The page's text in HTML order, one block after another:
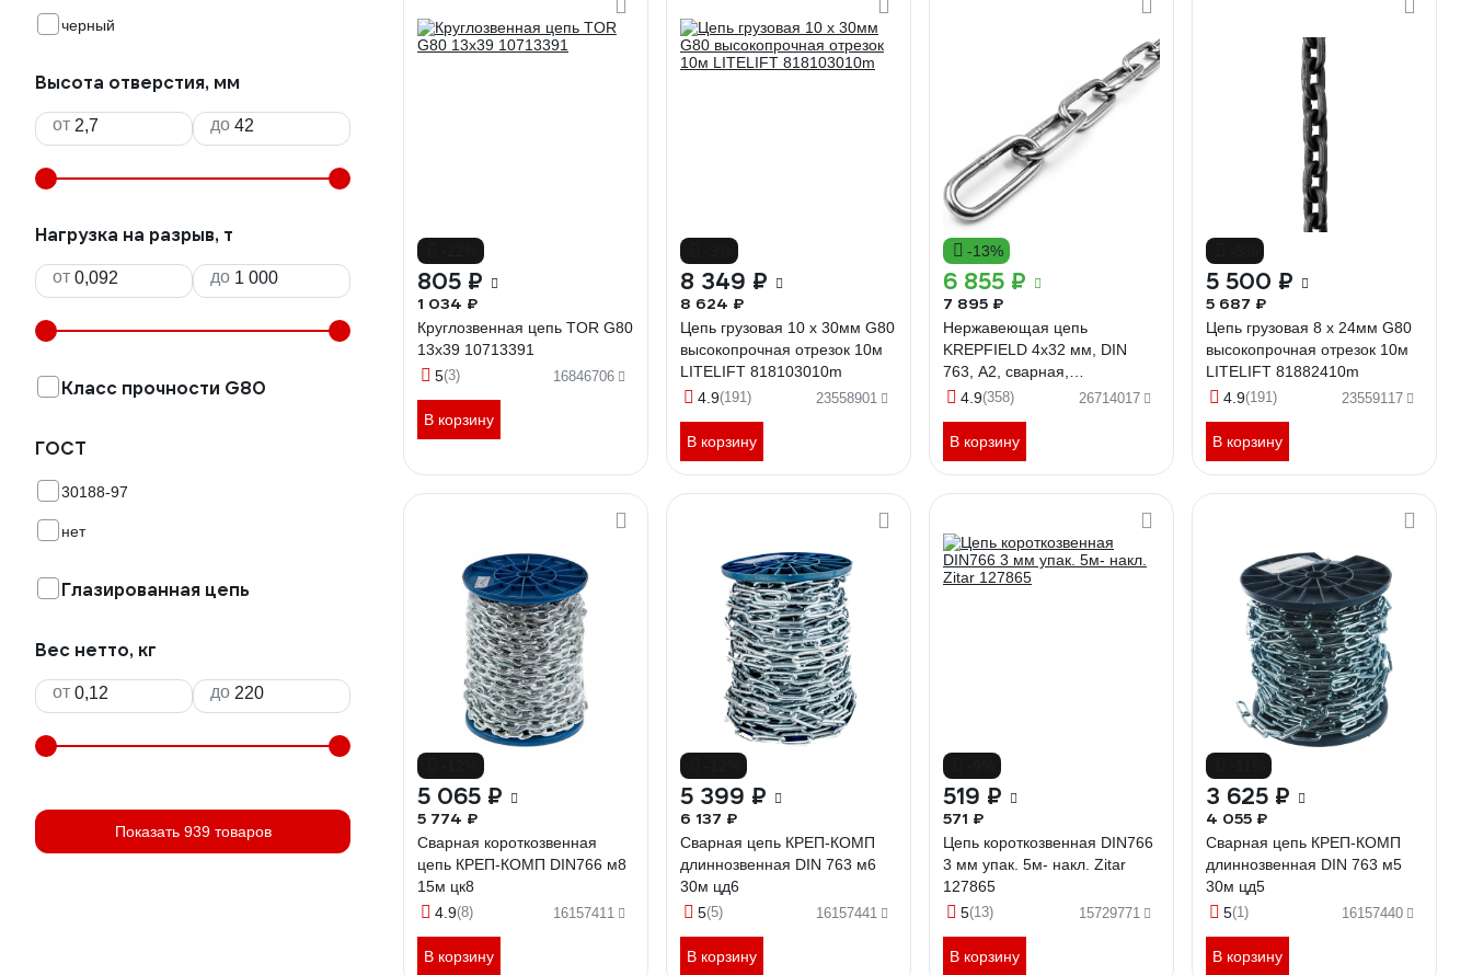
черный
Высота отверстия, мм
от до
Нагрузка на разрыв, т
от до
Класс прочности G80
ГОСТ
30188-97
нет
Глазированная цепь
Вес нетто, кг
от до
Показать 939 товаров
805 ₽
1 034 ₽
Круглозвенная цепь TOR G80
13x39 10713391
5(3) 16846706
В корзину
8 349 ₽
8 624 ₽
Цепь грузовая 10 х 30мм G80
высокопрочная отрезок 10м
LITELIFT 818103010m
4.9(191) 23558901
В корзину
-13%
6 855 ₽
7 895 ₽
Нержавеющая цепь
KREPFIELD 4x32 мм, DIN
763, А2, сварная,
длиннозвенная, 10 м
4.9(358) 26714017
В корзину
5 500 ₽
5 687 ₽
Цепь грузовая 8 х 24мм G80
высокопрочная отрезок 10м
LITELIFT 81882410m
4.9(191) 23559117
В корзину
5 065 ₽
5 774 ₽
Сварная короткозвенная
цепь КРЕП-КОМП DIN766 м8
15м цк8
4.9(8) 16157411
В корзину
5 399 ₽
6 137 ₽
Сварная цепь КРЕП-КОМП
длиннозвенная DIN 763 м6
30м цд6
5(5) 16157441
В корзину
519 ₽
571 ₽
Цепь короткозвенная DIN766
3 мм упак. 5м- накл. Zitar
127865
5(13) 15729771
В корзину
3 625 ₽
4 055 ₽
Сварная цепь КРЕП-КОМП
длиннозвенная DIN 763 м5
30м цд5
5(1) 16157440
В корзину